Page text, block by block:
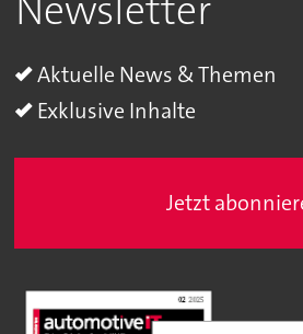
Aktuelle News & Themen
Exklusive Inhalte
Jetzt